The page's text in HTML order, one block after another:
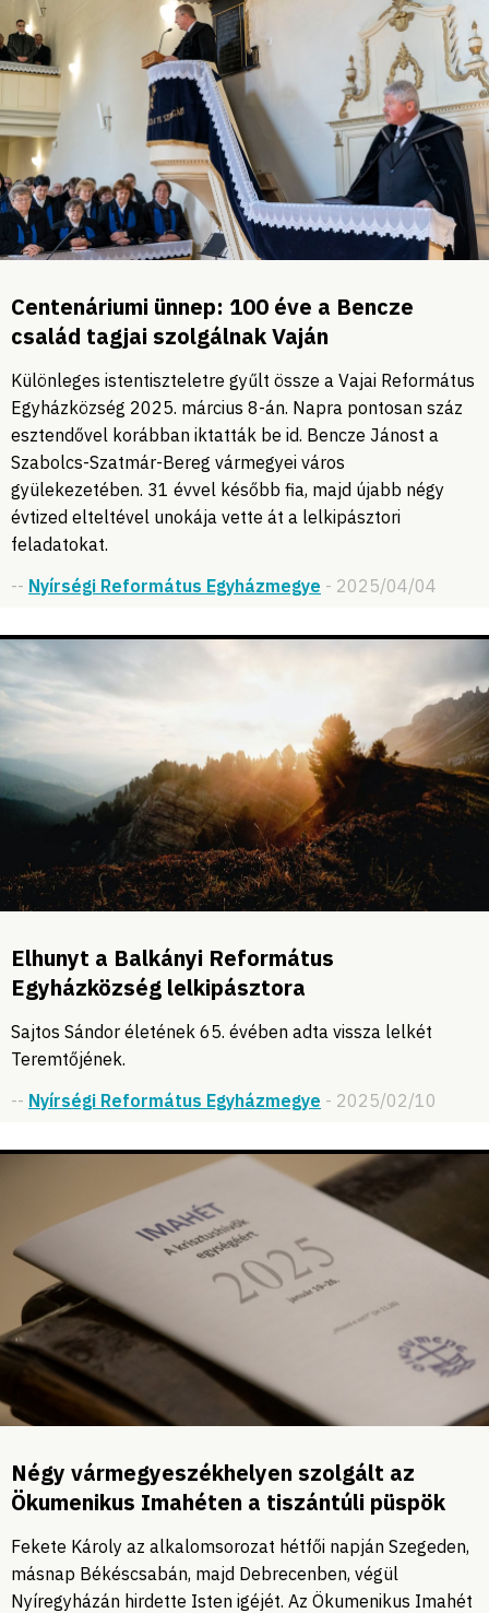
Centenáriumi ünnep: 100 éve a Bencze
család tagjai szolgálnak Vaján
Különleges istentiszteletre gyűlt össze a Vajai Református
Egyházközség 2025. március 8-án. Napra pontosan száz
esztendővel korábban iktatták be id. Bencze Jánost a
Szabolcs-Szatmár-Bereg vármegyei város
gyülekezetében. 31 évvel később fia, majd újabb négy
évtized elteltével unokája vette át a lelkipásztori
feladatokat.
-- Nyírségi Református Egyházmegye - 2025/04/04
Elhunyt a Balkányi Református
Egyházközség lelkipásztora
Sajtos Sándor életének 65. évében adta vissza lelkét
Teremtőjének.
-- Nyírségi Református Egyházmegye - 2025/02/10
Négy vármegyeszékhelyen szolgált az
Ökumenikus Imahéten a tiszántúli püspök
Fekete Károly az alkalomsorozat hétfői napján Szegeden,
másnap Békéscsabán, majd Debrecenben, végül
Nyíregyházán hirdette Isten igéjét. Az Ökumenikus Imahét